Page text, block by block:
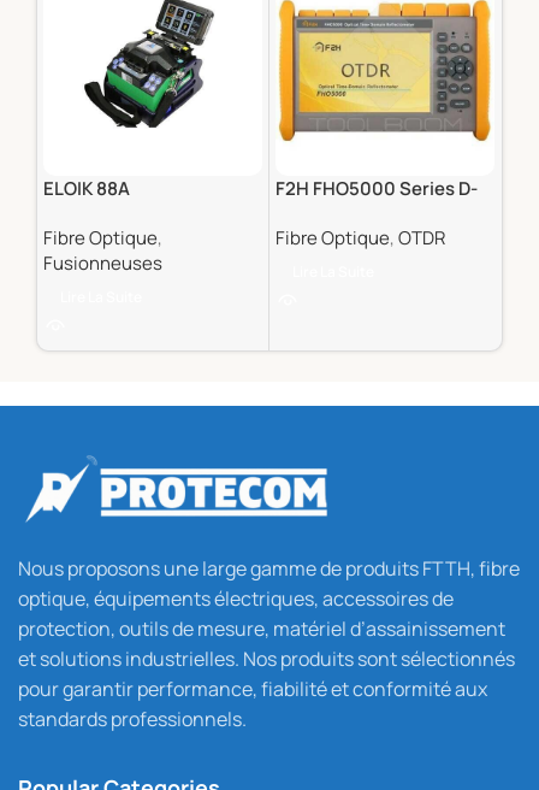
ELOIK 88A
Fibre Optique,
Fusionneuses
F2H FHO5000 Series D-
Fibre Optique,OTDR
Nous proposons une large gamme de produits FTTH, fibre
optique, équipements électriques, accessoires de
protection, outils de mesure, matériel d’assainissement
et solutions industrielles. Nos produits sont sélectionnés
pour garantir performance, fiabilité et conformité aux
standards professionnels.